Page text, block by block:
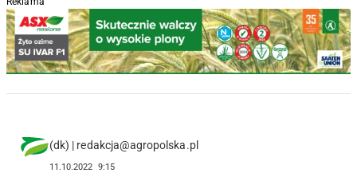
(dk) | redakcja@agropolska.pl
11.10.2022 9:15